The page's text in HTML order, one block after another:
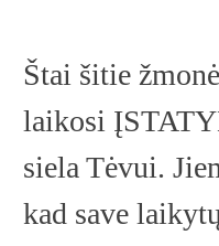
Štai šitie
laikosi
siela Tėvui.
kad save